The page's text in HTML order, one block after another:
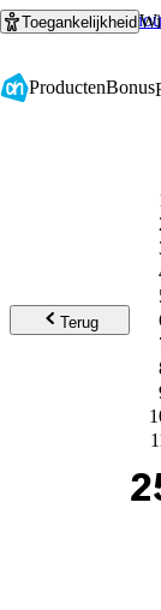
Ga naar
Ga naar zoeken
Toegankelijkheid
ProductenBonus
Terug